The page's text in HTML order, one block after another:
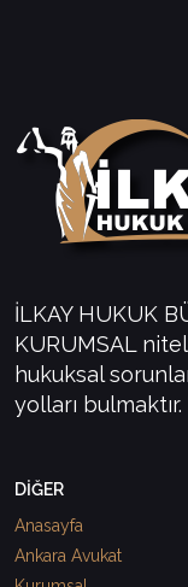
İLKAY HUKUK
KURUMSAL
hukuksal
yolları bulmaktır.
DİĞER
Anasayfa
Ankara Avukat